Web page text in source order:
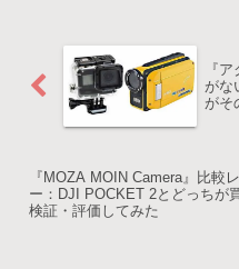
『
がな
がそ
『MOZA MOIN Camera』比較
ー：DJI POCKET 2とどっちが
検証・評価してみた